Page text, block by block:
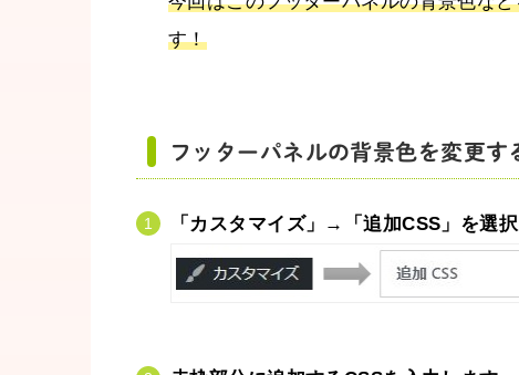
す！
フッターパネルの背景色を変更す
「カスタマイズ」→「追加CSS」を選択